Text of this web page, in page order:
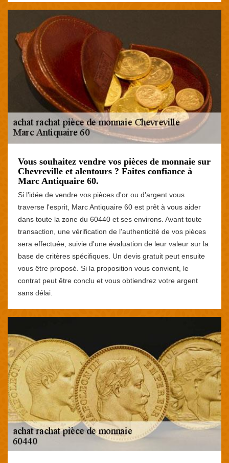
Vous souhaitez vendre vos pièces de monnaie sur
Chevreville et alentours ? Faites confiance à
Marc Antiquaire 60.
Si l'idée de vendre vos pièces d'or ou d'argent vous
traverse l'esprit, Marc Antiquaire 60 est prêt à vous aider
dans toute la zone du 60440 et ses environs. Avant toute
transaction, une vérification de l'authenticité de vos pièces
sera effectuée, suivie d'une évaluation de leur valeur sur la
base de critères spécifiques. Un devis gratuit peut ensuite
vous être proposé. Si la proposition vous convient, le
contrat peut être conclu et vous obtiendrez votre argent
sans délai.